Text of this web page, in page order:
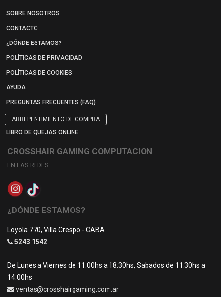
SOBRE NOSOTROS
CONTACTO
¿DÓNDE ESTAMOS?
POLÍTICAS DE PRIVACIDAD
POLÍTICAS DE COOKIES
AYUDA
PREGUNTAS FRECUENTES (FAQ)
ARREPENTIMIENTO DE COMPRA
LIBRO DE QUEJAS ONLINE
CROSSHAIR GAMING COMPUTACION
EN LAS REDES
¿DÓNDE ESTAMOS?
Loyola 770, Villa Crespo - CABA
5243 1542
De Lunes a Viernes de 11:00hs a 18:30hs, Sabados de 11:30hs a
14:00hs
ventas@crosshairgaming.com.ar